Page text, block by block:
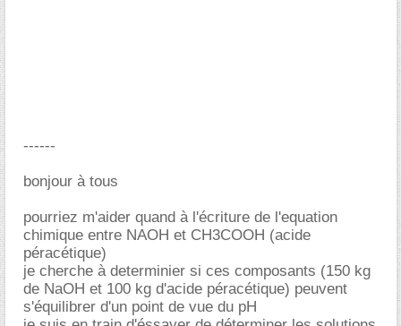
------
bonjour à tous
pourriez m'aider quand à l'écriture de l'equation
chimique entre NAOH et CH3COOH (acide
péracétique)
je cherche à determinier si ces composants (150 kg
de NaOH et 100 kg d'acide péracétique) peuvent
s'équilibrer d'un point de vue du pH